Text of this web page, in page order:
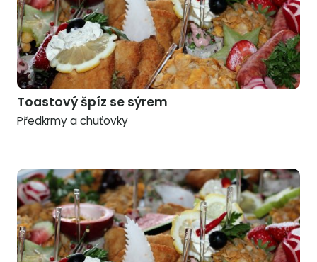
Toastový špíz se sýrem
Předkrmy a chuťovky